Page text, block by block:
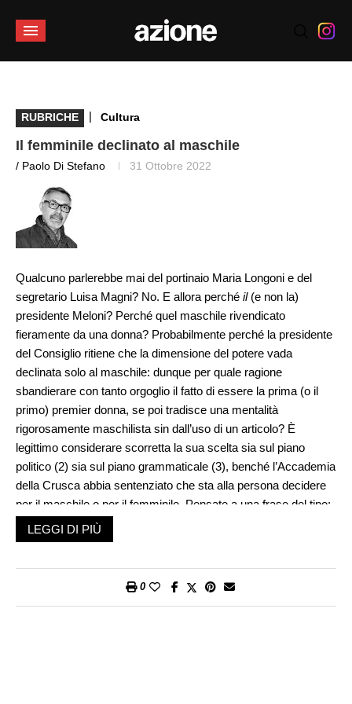
RUBRICHE | Cultura
Il femminile declinato al maschile
/ Paolo Di Stefano 31 Ottobre 2022
Qualcuno parlerebbe mai del portinaio Maria Longoni e del
segretario Luisa Magni? No. E allora perché il(e non la)
presidente Meloni? Perché quel maschile rivendicato
fieramente da una donna? Probabilmente perché la presidente
del Consiglio ritiene che la dimensione del potere vada
declinata solo al maschile: dunque per quale ragione
sbandierare con tanto orgoglio il fatto di essere la prima (o il
primo) premier donna, se poi tradisce una mentalità
rigorosamente maschilista sin dall’uso di un articolo? È
legittimo considerare scorretta la sua scelta sia sul piano
politico (2) sia sul piano grammaticale (3), benché l’Accademia
della Crusca abbia sentenziato che sta alla persona decidere
per il maschile o per il femminile. Pensate a una frase del tipo:
«Il presidente del Consiglio si è recata a Parigi». Vi sembra
corretta? Per fortuna nessun governo ha il diritto di legiferare
rigoroso osservante della grammatica di usare il femminile
LEGGI DI PIÙ
0